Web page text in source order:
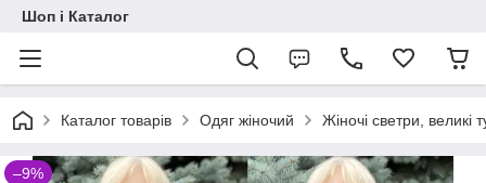
Шоп і Каталог
Каталог товарів Одяг жіночий Жіночі светри, великі
–9%